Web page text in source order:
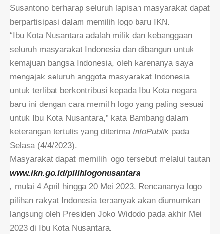
Susantono berharap seluruh lapisan masyarakat dapat
berpartisipasi dalam memilih logo baru IKN.
“Ibu Kota Nusantara adalah milik dan kebanggaan
seluruh masyarakat Indonesia dan dibangun untuk
kemajuan bangsa Indonesia, oleh karenanya saya
mengajak seluruh anggota masyarakat Indonesia
untuk terlibat berkontribusi kepada Ibu Kota negara
baru ini dengan cara memilih logo yang paling sesuai
untuk Ibu Kota Nusantara,” kata Bambang dalam
keterangan tertulis yang diterima InfoPublik pada
Selasa (4/4/2023).
Masyarakat dapat memilih logo tersebut melalui tautan
www.ikn.go.id/pilihlogonusantara
, mulai 4 April hingga 20 Mei 2023. Rencananya logo
pilihan rakyat Indonesia terbanyak akan diumumkan
langsung oleh Presiden Joko Widodo pada akhir Mei
2023 di Ibu Kota Nusantara.